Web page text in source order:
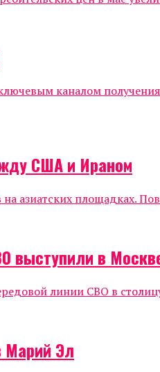
каналом
США и Ираном
азиатских площадках.
выступили в
линии СВО в
Марий Эл